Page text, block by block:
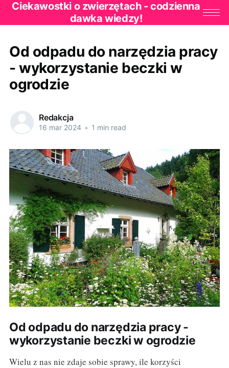
Ciekawostki o zwierzętach - codzienna
dawka wiedzy!
Od odpadu do narzędzia pracy
- wykorzystanie beczki w
ogrodzie
Redakcja
16 mar 2024 • 1 min read
Od odpadu do narzędzia pracy -
wykorzystanie beczki w ogrodzie
Wielu z nas nie zdaje sobie sprawy, ile korzyści